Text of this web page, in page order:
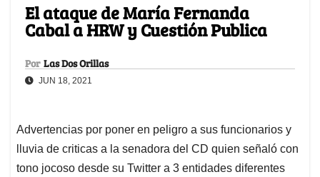
El ataque de María Fernanda
Cabal a HRW y Cuestión Publica
Por Las Dos Orillas
JUN 18, 2021
Advertencias por poner en peligro a sus funcionarios y
lluvia de criticas a la senadora del CD quien señaló con
tono jocoso desde su Twitter a 3 entidades diferentes